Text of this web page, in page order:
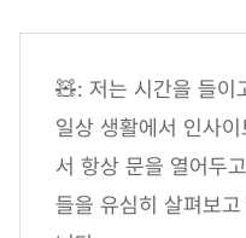
🧸: 저는 시간을 들이
일상 생활에서 인사
서 항상 문을 열어두
들을 유심히 살펴보